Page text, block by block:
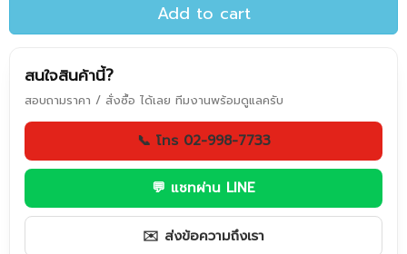
Add to cart
สนใจสินค้านี้?
สอบถามราคา / สั่งซื้อ ได้เลย ทีมงานพร้อมดูแลครับ
📞 โทร 02-998-7733
💬 แชทผ่าน LINE
✉️ ส่งข้อความถึงเรา